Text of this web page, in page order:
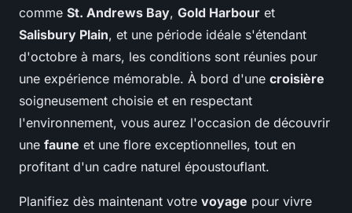
comme St. Andrews Bay, Gold Harbour et
Salisbury Plain, et une période idéale s'étendant
d'octobre à mars, les conditions sont réunies pour
une expérience mémorable. À bord d'une croisière
soigneusement choisie et en respectant
l'environnement, vous aurez l'occasion de découvrir
une faune et une flore exceptionnelles, tout en
profitant d'un cadre naturel époustouflant.
Planifiez dès maintenant votre voyage pour vivre